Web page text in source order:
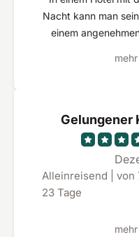
Nacht kann man
einem
Gelungener
Alleinreisend | von
23 Tage